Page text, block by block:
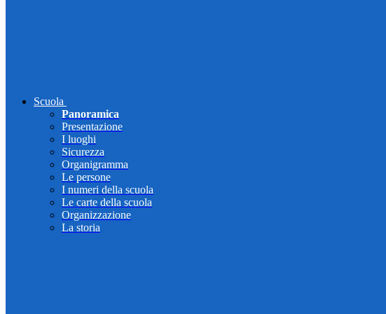
Scuola
Panoramica
Presentazione
I luoghi
Sicurezza
Organigramma
Le persone
I numeri della scuola
Le carte della scuola
Organizzazione
La storia